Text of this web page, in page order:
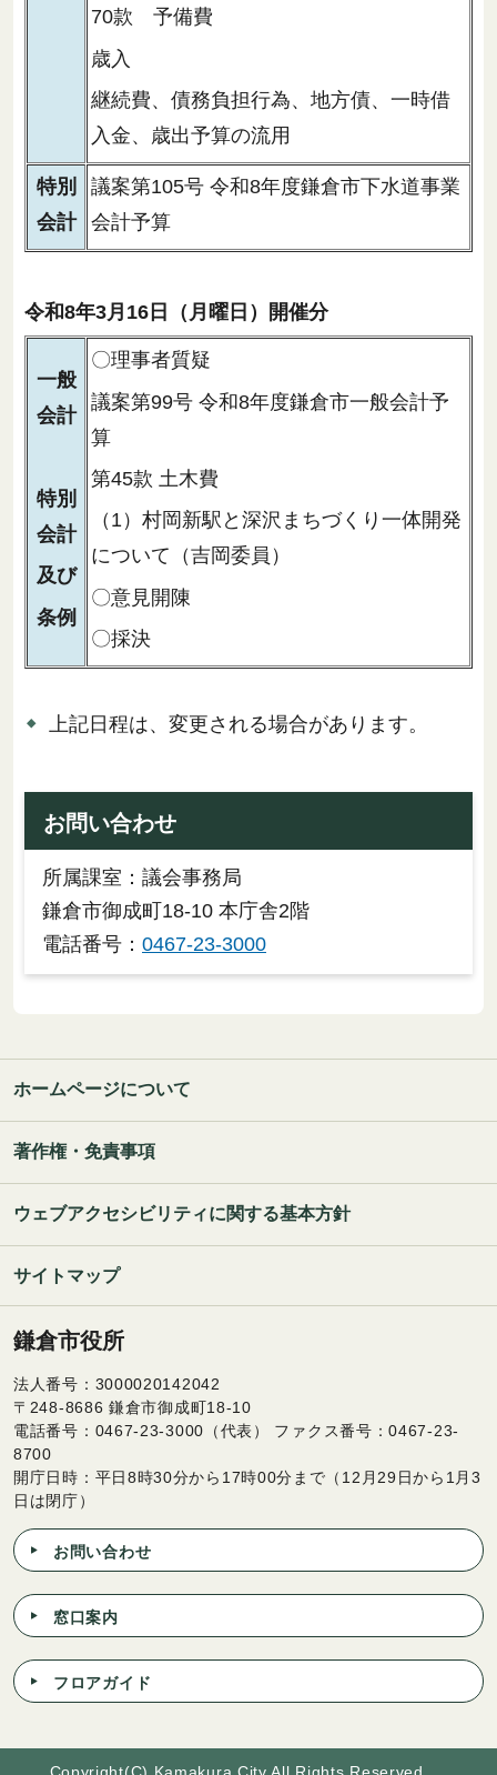
70款 予備費
歳入
継続費、債務負担行為、地方債、一時借
入金、歳出予算の流用
特別
会計
議案第105号 令和8年度鎌倉市下水道事業
会計予算
令和8年3月16日（月曜日）開催分
一般
会計
特別
会計
及び
条例
〇理事者質疑
議案第99号 令和8年度鎌倉市一般会計予
算
第45款 土木費
（1）村岡新駅と深沢まちづくり一体開発
について（吉岡委員）
〇意見開陳
〇採決
上記日程は、変更される場合があります。
お問い合わせ
所属課室：議会事務局
鎌倉市御成町18-10 本庁舎2階
電話番号： 0467-23-3000
ホームページについて
著作権・免責事項
ウェブアクセシビリティに関する基本方針
サイトマップ
鎌倉市役所
法人番号：3000020142042
〒248-8686 鎌倉市御成町18-10
電話番号：0467-23-3000（代表） ファクス番号：0467-23-
8700
開庁日時：平日8時30分から17時00分まで（12月29日から1月3
日は閉庁）
お問い合わせ
窓口案内
フロアガイド
Copyright(C) Kamakura City All Rights Reserved.